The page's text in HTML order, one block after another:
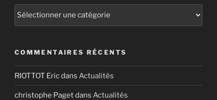
COMMENTAIRES RÉCENTS
RIOTTOT Ericdans Actualités
christophe Pagetdans Actualités